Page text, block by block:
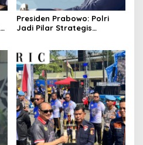
Presiden Prabowo: Polri
Jadi Pilar Strategis
Pembangunan Nasional